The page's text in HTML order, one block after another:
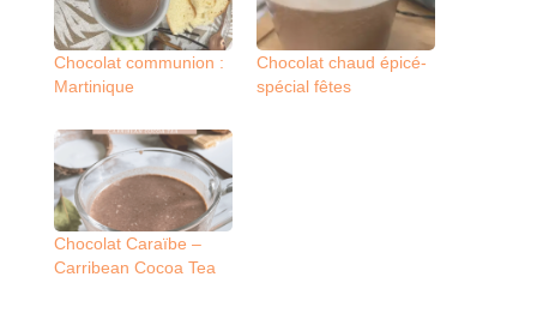
Chocolat communion :
Martinique
Chocolat chaud épicé-
spécial fêtes
Chocolat Caraïbe –
Carribean Cocoa Tea